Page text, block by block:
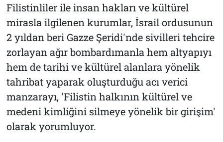
Filistinliler ile insan hakları ve kültürel
mirasla ilgilenen kurumlar, İsrail ordusunun
2 yıldan beri Gazze Şeridi'nde sivilleri tehcire
zorlayan ağır bombardımanla hem altyapıyı
hem de tarihi ve kültürel alanlara yönelik
tahribat yaparak oluşturduğu acı verici
manzarayı, 'Filistin halkının kültürel ve
medeni kimliğini silmeye yönelik bir girişim'
olarak yorumluyor.